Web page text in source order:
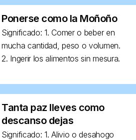
Ponerse como la Moñoño
Significado: 1. Comer o beber en
mucha cantidad, peso o volumen.
2. Ingerir los alimentos sin mesura.
Tanta paz lleves como
descanso dejas
Significado: 1. Alivio o desahogo